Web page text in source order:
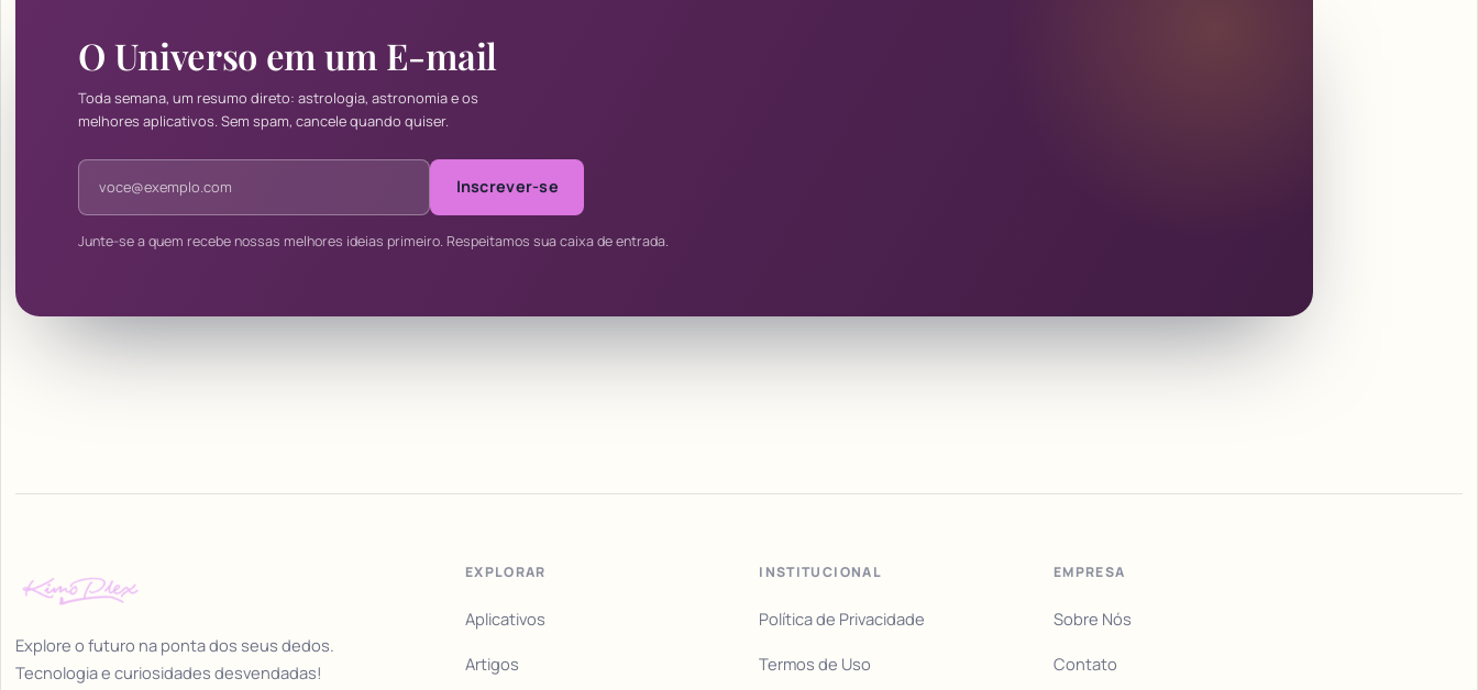
O Universo em um E-mail
Toda semana, um resumo direto: astrologia, astronomia e os
melhores aplicativos. Sem spam, cancele quando quiser.
Endereço de e-mail
Inscrever-se
Junte-se a quem recebe nossas melhores ideias primeiro. Respeitamos sua caixa de entrada.
Explore o futuro na ponta dos seus dedos.
Tecnologia e curiosidades desvendadas!
EXPLORAR
Aplicativos
Artigos
INSTITUCIONAL
Política de Privacidade
Termos de Uso
EMPRESA
Sobre Nós
Contato